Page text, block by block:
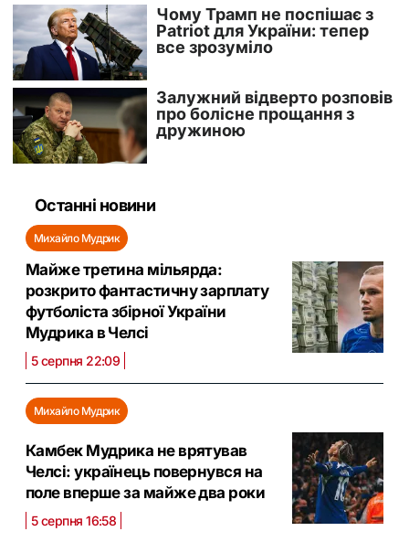
Останні новини
Михайло Мудрик
Майже третина мільярда:
розкрито фантастичну зарплату
футболіста збірної України
Мудрика в Челсі
5 серпня 22:09
Михайло Мудрик
Камбек Мудрика не врятував
Челсі: українець повернувся на
поле вперше за майже два роки
5 серпня 16:58